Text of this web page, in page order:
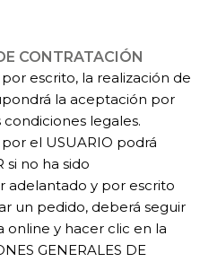
CONTRATACIÓN
escrito, la realización de
la aceptación por
legales.
el USUARIO podrá
si no ha sido
adelantado y por escrito
un pedido, deberá seguir
y hacer clic en la
GENERALES DE